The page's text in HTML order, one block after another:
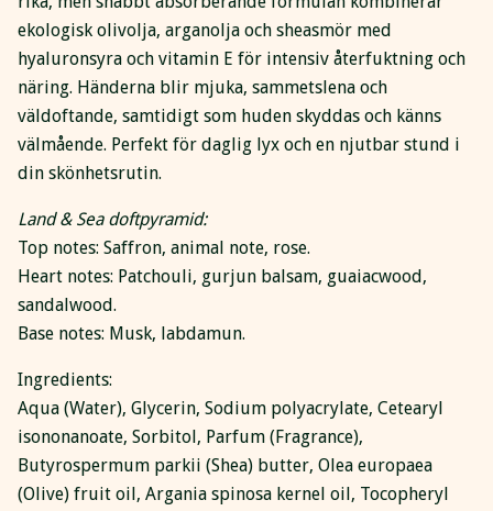
ekologisk olivolja, arganolja och sheasmör med
hyaluronsyra och vitamin E för intensiv återfuktning och
näring. Händerna blir mjuka, sammetslena och
väldoftande, samtidigt som huden skyddas och känns
välmående. Perfekt för daglig lyx och en njutbar stund i
din skönhetsrutin.
Land & Sea doftpyramid:
Top notes: Saffron, animal note, rose.
Heart notes: Patchouli, gurjun balsam, guaiacwood,
sandalwood.
Base notes: Musk, labdamun.
Ingredients:
Aqua (Water), Glycerin, Sodium polyacrylate, Cetearyl
isononanoate, Sorbitol, Parfum (Fragrance),
Butyrospermum parkii (Shea) butter, Olea europaea
(Olive) fruit oil, Argania spinosa kernel oil, Tocopheryl